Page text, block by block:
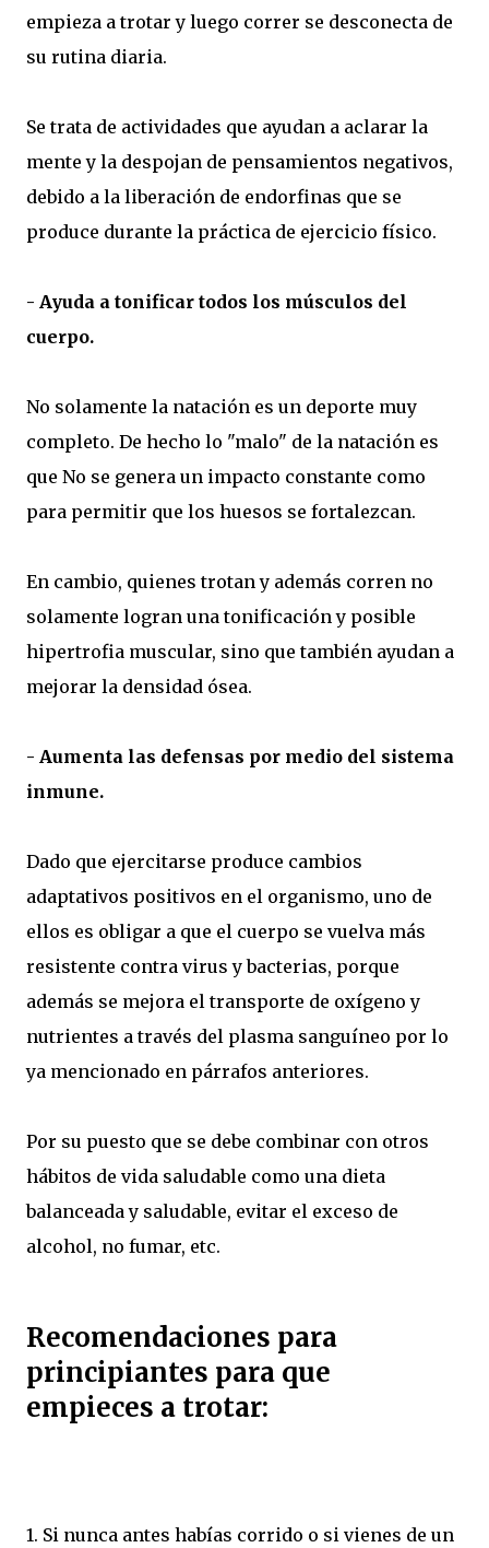
empieza a trotar y luego correr se desconecta de
su rutina diaria.
Se trata de actividades que ayudan a aclarar la
mente y la despojan de pensamientos negativos,
debido a la liberación de endorfinas que se
produce durante la práctica de ejercicio físico.
- Ayuda a tonificar todos los músculos del
cuerpo.
No solamente la natación es un deporte muy
completo. De hecho lo "malo" de la natación es
que No se genera un impacto constante como
para permitir que los huesos se fortalezcan.
En cambio, quienes trotan y además corren no
solamente logran una tonificación y posible
hipertrofia muscular, sino que también ayudan a
mejorar la densidad ósea.
- Aumenta las defensas por medio del sistema
inmune.
Dado que ejercitarse produce cambios
adaptativos positivos en el organismo, uno de
ellos es obligar a que el cuerpo se vuelva más
resistente contra virus y bacterias, porque
además se mejora el transporte de oxígeno y
nutrientes a través del plasma sanguíneo por lo
ya mencionado en párrafos anteriores.
Por su puesto que se debe combinar con otros
hábitos de vida saludable como una dieta
balanceada y saludable, evitar el exceso de
alcohol, no fumar, etc.
Recomendaciones para
principiantes para que
empieces a trotar:
1. Si nunca antes habías corrido o si vienes de un